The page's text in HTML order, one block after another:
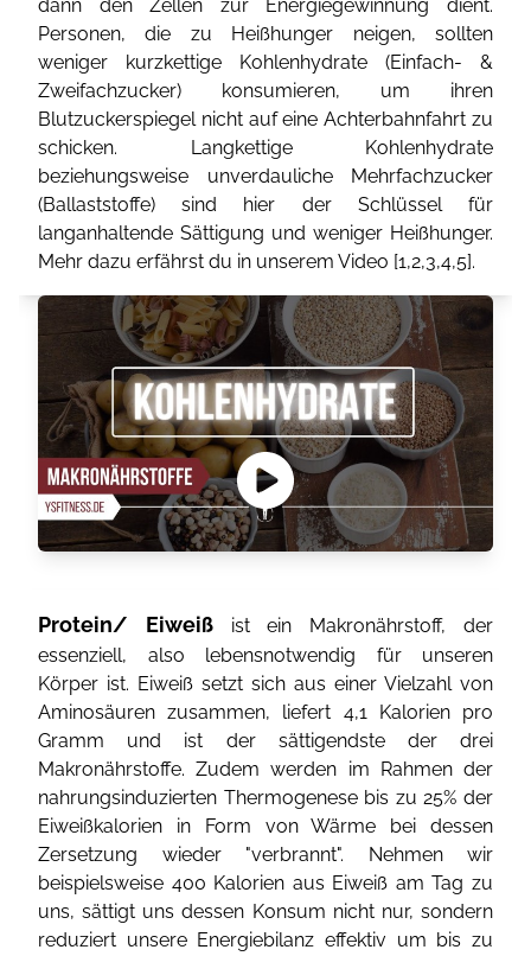
dann den Zellen zur Energiegewinnung dient.
Personen, die zu Heißhunger neigen, sollten
weniger kurzkettige Kohlenhydrate (Einfach- &
Zweifachzucker) konsumieren, um ihren
Blutzuckerspiegel nicht auf eine Achterbahnfahrt zu
schicken. Langkettige Kohlenhydrate
beziehungsweise unverdauliche Mehrfachzucker
(Ballaststoffe) sind hier der Schlüssel für
langanhaltende Sättigung und weniger Heißhunger.
Mehr dazu erfährst du in unserem Video [1,2,3,4,5].
Protein/ Eiweißist ein Makronährstoff, der
essenziell, also lebensnotwendig für unseren
Körper ist. Eiweiß setzt sich aus einer Vielzahl von
Aminosäuren zusammen, liefert 4,1 Kalorien pro
Gramm und ist der sättigendste der drei
Makronährstoffe. Zudem werden im Rahmen der
nahrungsinduzierten Thermogenese bis zu 25% der
Eiweißkalorien in Form von Wärme bei dessen
Zersetzung wieder "verbrannt". Nehmen wir
beispielsweise 400 Kalorien aus Eiweiß am Tag zu
uns, sättigt uns dessen Konsum nicht nur, sondern
reduziert unsere Energiebilanz effektiv um bis zu